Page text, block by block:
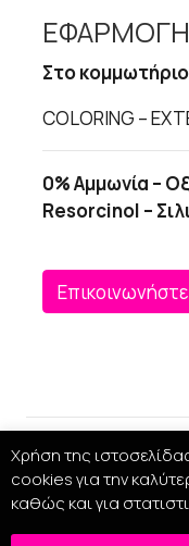
ΕΦΑΡΜΟΓΗ
Στο κομμωτήριο
COLORING –
0% Αμμωνία –
Resorcinol –
Χρήση της
cookies για την
καθώς και για